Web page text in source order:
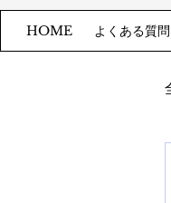
HOME よくある質問